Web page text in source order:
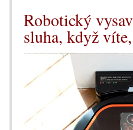
Robotický
sluha, když